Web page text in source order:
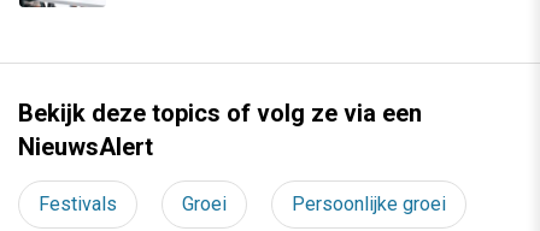
Bekijk deze topics of volg ze via een
NieuwsAlert
Festivals Groei Persoonlijke groei